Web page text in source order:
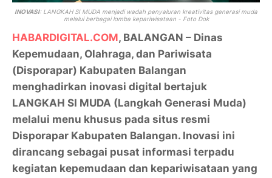
INOVASI: LANGKAH SI MUDA menjadi wadah penyaluran kreativitas generasi muda
melalui berbagai lomba kepariwisataan - Foto Dok
HABARDIGITAL.COM, BALANGAN – Dinas
Kepemudaan, Olahraga, dan Pariwisata
(Disporapar) Kabupaten Balangan
menghadirkan inovasi digital bertajuk
LANGKAH SI MUDA (Langkah Generasi Muda)
melalui menu khusus pada situs resmi
Disporapar Kabupaten Balangan. Inovasi ini
dirancang sebagai pusat informasi terpadu
kegiatan kepemudaan dan kepariwisataan yang